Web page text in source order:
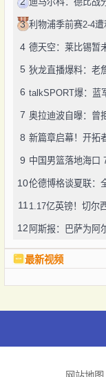
3
4
5
6 talkSPORT爆：蓝
7
8
9 中国男篮落地海口
10伦德博格谈夏联：
11 1.17亿英镑！切尔
12 阿斯报：巴萨为阿
最新视频